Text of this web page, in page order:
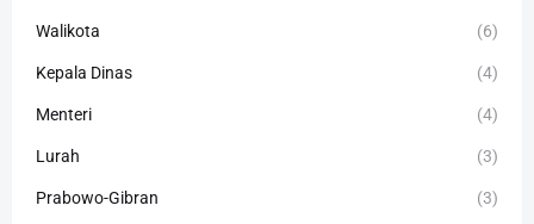
Walikota (6)
Kepala Dinas (4)
Menteri (4)
Lurah (3)
Prabowo-Gibran (3)